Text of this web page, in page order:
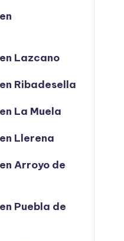
Lazcano
Ribadesella
La Muela
Llerena
Arroyo de
Puebla de